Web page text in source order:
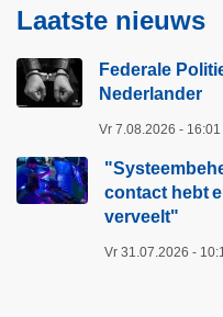
Laatste nieuws
Federale
Nederlander
Vr 7.08.2026 - 16:01
contact hebt
verveelt"​
Vr 31.07.2026 -